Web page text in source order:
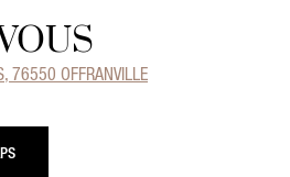
76550 OFFRANVILLE